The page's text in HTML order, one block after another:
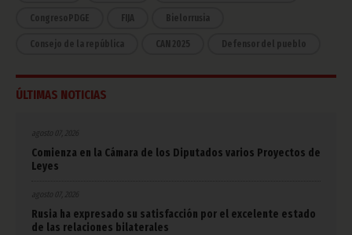
CongresoPDGE FIJA Bielorrusia
Consejo de la república CAN 2025 Defensor del pueblo
ÚLTIMAS NOTICIAS
agosto 07, 2026
Comienza en la Cámara de los Diputados varios Proyectos de
Leyes
agosto 07, 2026
Rusia ha expresado su satisfacción por el excelente estado
de las relaciones bilaterales